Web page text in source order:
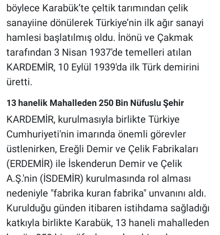
böylece Karabük’te çeltik tarımından çelik
sanayiine dönülerek Türkiye’nin ilk ağır sanayi
hamlesi başlatılmış oldu. İnönü ve Çakmak
tarafından 3 Nisan 1937'de temelleri atılan
KARDEMİR, 10 Eylül 1939'da ilk Türk demirini
üretti.
13 hanelik Mahalleden 250 Bin Nüfuslu Şehir
KARDEMİR, kurulmasıyla birlikte Türkiye
Cumhuriyeti'nin imarında önemli görevler
üstlenirken, Ereğli Demir ve Çelik Fabrikaları
(ERDEMİR) ile İskenderun Demir ve Çelik
A.Ş.'nin (İSDEMİR) kurulmasında rol alması
nedeniyle "fabrika kuran fabrika" unvanını aldı.
Kurulduğu günden itibaren istihdama sağladığı
katkıyla birlikte Karabük, 13 haneli mahalleden